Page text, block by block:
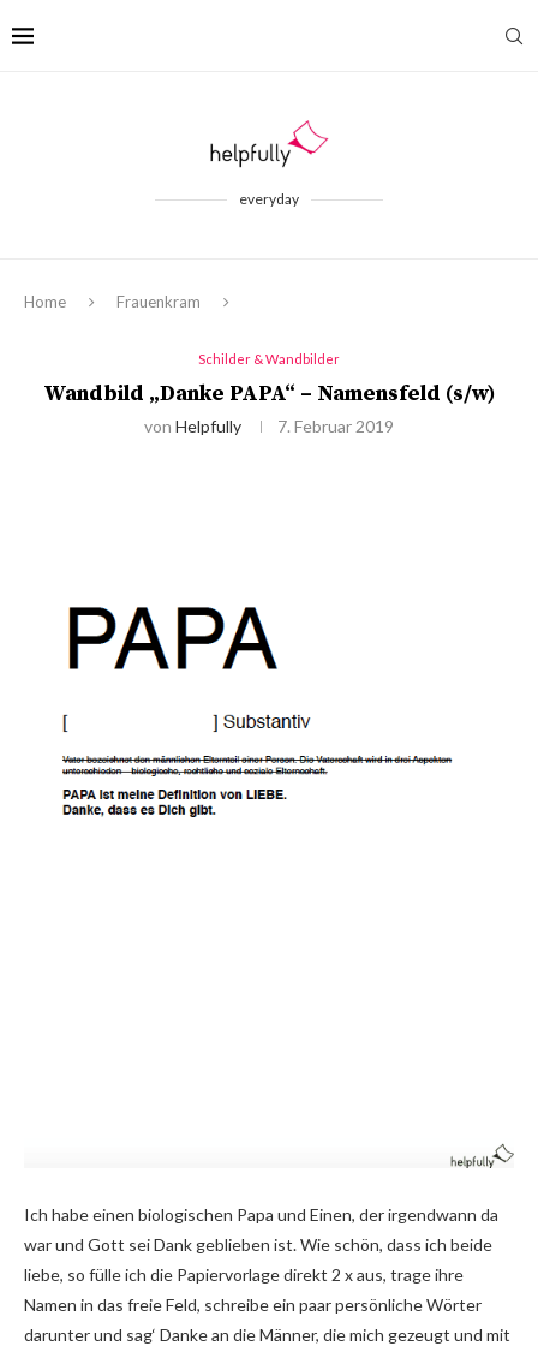
everyday
Home Frauenkram
Schilder & Wandbilder
Wandbild „Danke PAPA“ – Namensfeld (s/w)
von Helpfully 7. Februar 2019
Ich habe einen biologischen Papa und Einen, der irgendwann da
war und Gott sei Dank geblieben ist. Wie schön, dass ich beide
liebe, so fülle ich die Papiervorlage direkt 2 x aus, trage ihre
Namen in das freie Feld, schreibe ein paar persönliche Wörter
darunter und sag‘ Danke an die Männer, die mich gezeugt und mit